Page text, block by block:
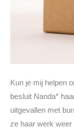
Kun je mij helpen
besluit Nanda*
uitgevallen met
ze haar werk